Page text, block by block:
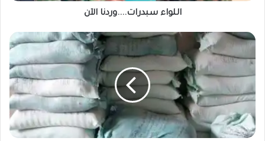
اللواء سبدرات....وردنا الآن
تصريحات
لمفوض
الشمالية
حول
قضية
الدقيق
التالف...